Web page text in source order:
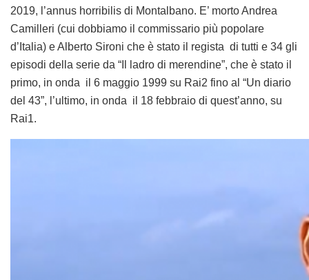
2019, l’annus horribilis di Montalbano. E’ morto Andrea
Camilleri (cui dobbiamo il commissario più popolare
d’Italia) e Alberto Sironi che è stato il regista di tutti e 34 gli
episodi della serie da “Il ladro di merendine”, che è stato il
primo, in onda il 6 maggio 1999 su Rai2 fino al “Un diario
del 43”, l’ultimo, in onda il 18 febbraio di quest’anno, su
Rai1.